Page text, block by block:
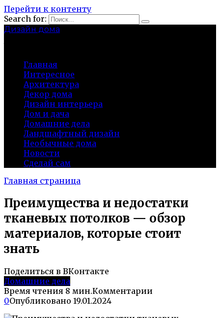
Перейти к контенту
Search for:
Дизайн дома
Главная
Интересное
Архитектура
Декор дома
Дизайн интерьера
Дом и дача
Домашние дела
Ландшафтный дизайн
Необычные дома
Новости
Сделай сам
Главная страница
Преимущества и недостатки
тканевых потолков — обзор
материалов, которые стоит
знать
Поделиться в ВКонтакте
Домашние дела
Время чтения 8 мин.Комментарии
0Опубликовано 19.01.2024